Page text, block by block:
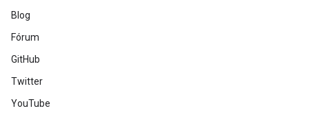
Blog
Fórum
GitHub
Twitter
YouTube